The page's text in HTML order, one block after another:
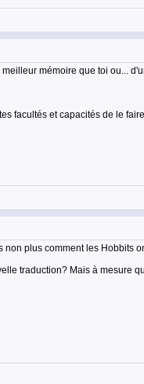
mémoire que toi ou...
facultés et capacités de le
plus comment les Hobbits
traduction? Mais à mesure